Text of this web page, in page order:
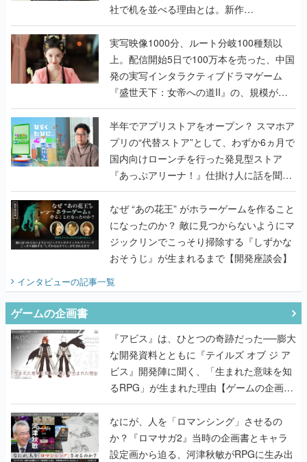
社で机を並べる理由とは。新作
『TATSUJIN EXTREME』で初タッグを組
んだレジェンド2人に訊く開発秘話
実写映像1000分、ルート分岐100種類以
上。配信開始5日で100万本を売った、中国
発の実写インタラクティブドラマゲーム
『盛世天下：女帝への道II』の、規模が違
うこだわりをプロデューサーに聞いた
半年でアプリストアをオープン？ スマホア
プリの“代替ストア”として、わずか6ヵ月で
国内向けローンチを行った発見型ストア
『あっぷアリーナ！』仕掛け人に話を聞い
てみた
なぜ “あの花王” がホラーゲームを作ること
になったのか？ 敵に見つからないようにマ
ジックリンでこっそり掃除する『しずかな
おそうじ』が生まれるまで【開発座談会】
インタビューの記事一覧
ゲームの企画書
『アビス』は、ひとつの奇跡だった──膨大
な開発資料とともに『テイルズ オブ ジ ア
ビス』開発陣に聞く、「生まれた意味を知
るRPG」が生まれた理由【ゲームの企画
書】
なにが、人を「ロマンシング」させるの
か？『ロマサガ2』当時の企画書とキャラ
設定画から迫る、河津秋敏がRPGに生み出